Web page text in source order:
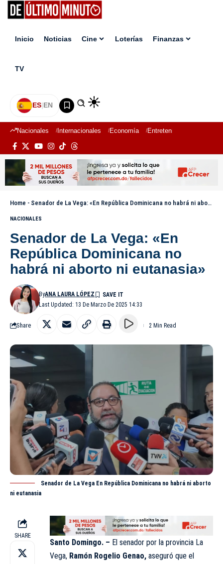
Inicio Noticias Cine Loterías Finanzas
TV
ES|EN
Nacionales Internacionales Economía Entretenimiento
Home - Senador de La Vega: «En República Dominicana no habrá ni aborto ni eutanasia»
NACIONALES
Senador de La Vega: «En
República Dominicana no
habrá ni aborto ni eutanasia»
Last Updated: 13 De Marzo De 2025 14:33
ByANA LAURA LÓPEZ
Share 2 Min Read
Senador de La Vega En República Dominicana no habrá ni aborto
ni eutanasia
SHARE
Santo Domingo. – El senador por la provincia La
Vega, Ramón Rogelio Genao, aseguró que el